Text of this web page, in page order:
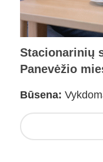
Stacionarinių
Panevėžio
Būsena: